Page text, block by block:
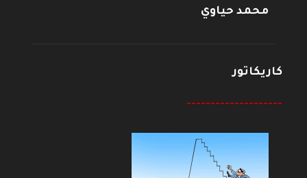
محمد حياوي
كاريكاتور
--------------------